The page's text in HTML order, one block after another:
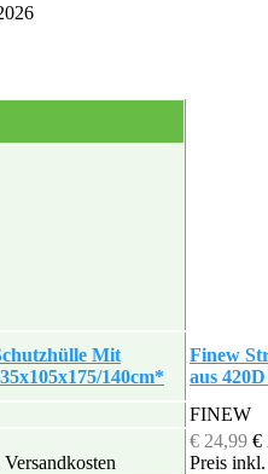
Mit
140cm*
Finew
aus
FINEW
€ 24,99 €
Preis